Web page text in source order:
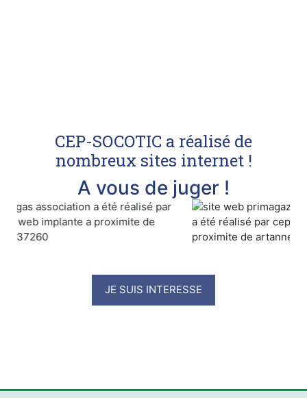
CEP-SOCOTIC a réalisé de
nombreux sites internet !
A vous de juger !
JE SUIS INTERESSE